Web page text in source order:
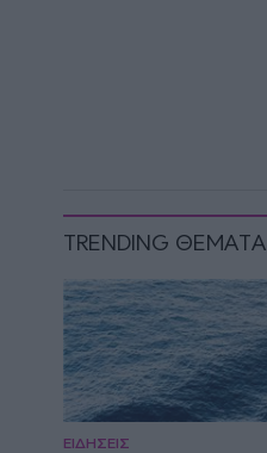
TRENDING ΘΕΜΑΤΑ
ΕΙΔΗΣΕΙΣ